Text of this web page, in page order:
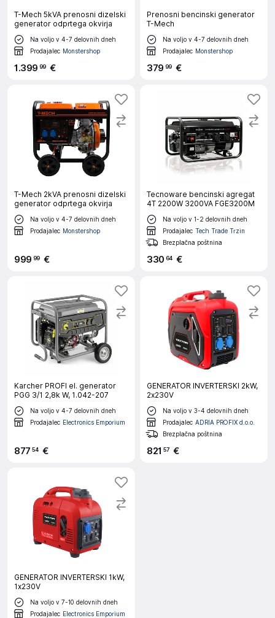
T-Mech 5kVA prenosni dizelski
generator odprtega okvirja
Na voljo v 4-7 delovnih dneh
Prodajalec Monstershop
1.399 99 €
Prenosni bencinski generator
T-Mech
Na voljo v 4-7 delovnih dneh
Prodajalec Monstershop
379 99 €
T-Mech 2kVA prenosni dizelski
generator odprtega okvirja
Na voljo v 4-7 delovnih dneh
Prodajalec Monstershop
999 99 €
Tecnoware bencinski agregat
4T 2200W 3200VA FGE3200M
Na voljo v 1-2 delovnih dneh
Prodajalec Tech Trade Trzin
Brezplačna poštnina
330 64 €
Karcher PROFI el. generator
PGG 3/1 2,8k W, 1.042-207
Na voljo v 4-7 delovnih dneh
Prodajalec Electronics Emporium
877 54 €
GENERATOR INVERTERSKI 2kW,
2x230V
Na voljo v 3-4 delovnih dneh
Prodajalec ADRIA PROFIX d.o.o.
Brezplačna poštnina
821 57 €
GENERATOR INVERTERSKI 1kW,
1x230V
Na voljo v 7-10 delovnih dneh
Prodajalec Electronics Emporium